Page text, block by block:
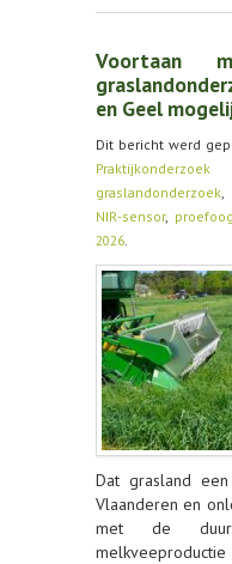
AGENDA
CONTACT
Voortaan
en Geel
Dit bericht werd
Praktijkonderzoek
graslandonderzoek,
NIR-sensor,
2026.
Dat grasland
Vlaanderen en
met de